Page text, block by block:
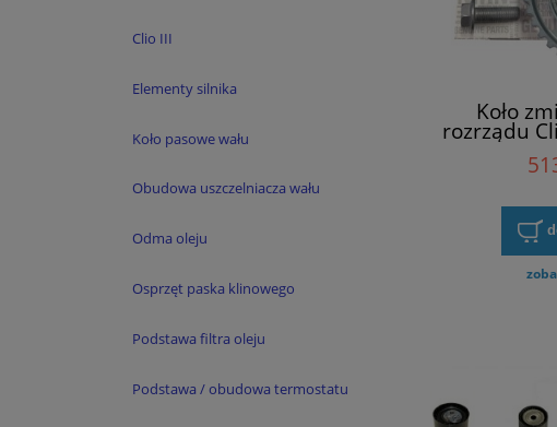
Clio III
Elementy silnika
Koło pasowe wału
Obudowa uszczelniacza wału
Odma oleju
Osprzęt paska klinowego
Podstawa filtra oleju
Podstawa / obudowa termostatu
Koło
rozrządu
2.0 T